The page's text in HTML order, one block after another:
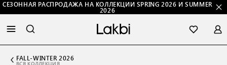
СЕЗОННАЯ РАСПРОДАЖА НА КОЛЛЕКЦИИ SPRING 2026 И SUMMER
2026
FALL-WINTER 2026
ВСЯ КОЛЛЕКЦИЯ